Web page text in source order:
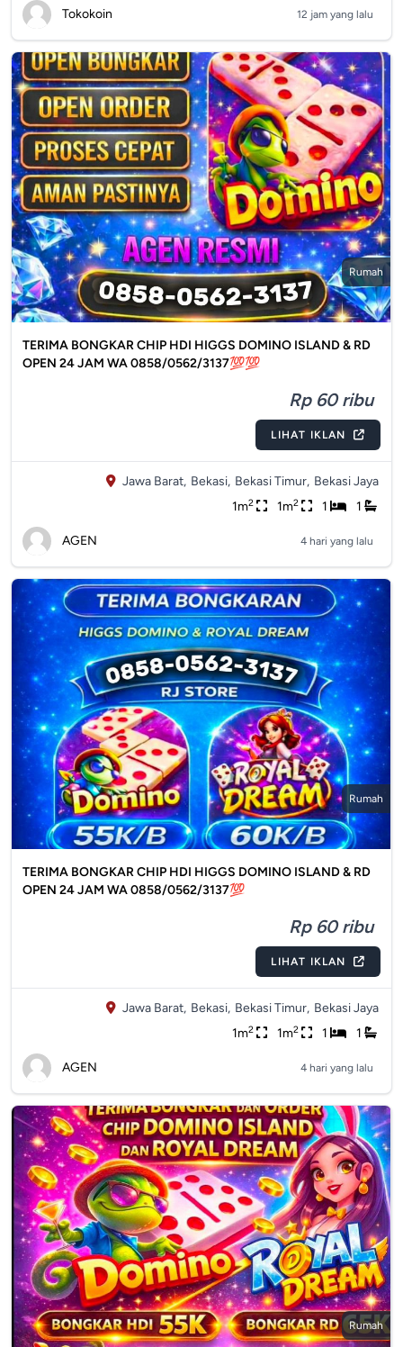
Tokokoin 12 jam yang lalu
Rumah
TERIMA BONGKAR CHIP HDI HIGGS DOMINO ISLAND & RD
OPEN 24 JAM WA 0858/0562/3137💯💯
Rp 60 ribu
LIHAT IKLAN
Jawa Barat, Bekasi, Bekasi Timur, Bekasi Jaya
1m2 1m2 1 1
AGEN 4 hari yang lalu
Rumah
TERIMA BONGKAR CHIP HDI HIGGS DOMINO ISLAND & RD
OPEN 24 JAM WA 0858/0562/3137💯
Rp 60 ribu
LIHAT IKLAN
Jawa Barat, Bekasi, Bekasi Timur, Bekasi Jaya
1m2 1m2 1 1
AGEN 4 hari yang lalu
Rumah